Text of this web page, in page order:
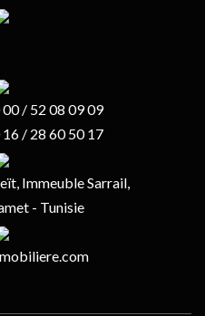
/ 52 08 09 09
/ 28 60 50 17
Immeuble Sarrail,
- Tunisie